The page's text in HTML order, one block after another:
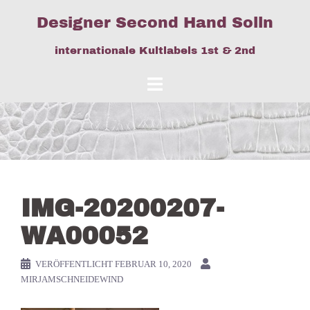
Designer Second Hand Solln
internationale Kultlabels 1st & 2nd
IMG-20200207-
WA00052
VERÖFFENTLICHT FEBRUAR 10, 2020
MIRJAMSCHNEIDEWIND